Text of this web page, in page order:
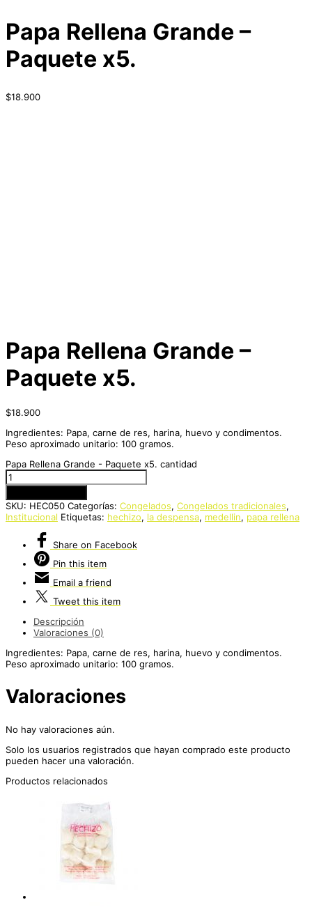
Papa Rellena Grande –
Paquete x5.
$18.900
Papa Rellena Grande –
Paquete x5.
$18.900
Ingredientes: Papa, carne de res, harina, huevo y condimentos.
Peso aproximado unitario: 100 gramos.
Papa Rellena Grande - Paquete x5. cantidad
SKU: HEC050 Categorías: Congelados, Congelados tradicionales,
Institucional Etiquetas: hechizo, la despensa, medellin, papa rellena
Share on Facebook
Pin this item
Email a friend
Tweet this item
Descripción
Valoraciones (0)
Ingredientes: Papa, carne de res, harina, huevo y condimentos.
Peso aproximado unitario: 100 gramos.
Valoraciones
No hay valoraciones aún.
Solo los usuarios registrados que hayan comprado este producto
pueden hacer una valoración.
Productos relacionados